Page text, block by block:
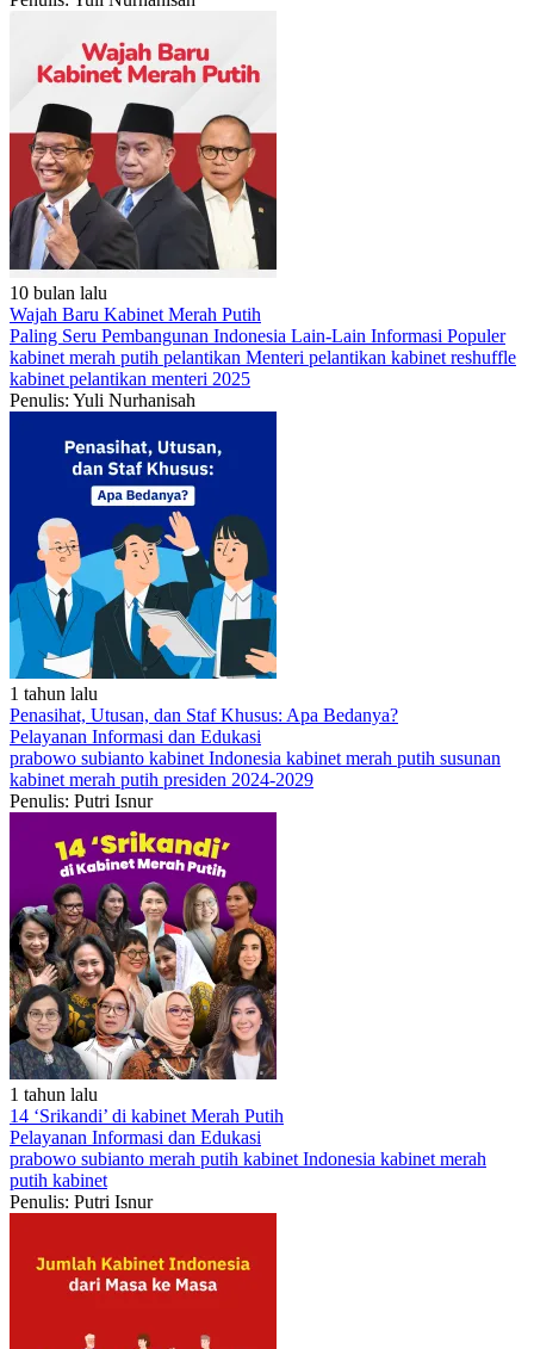
10 bulan lalu
Wajah Baru Kabinet Merah Putih
Paling Seru Pembangunan Indonesia Lain-Lain Informasi Populer
kabinet merah putih pelantikan Menteri pelantikan kabinet reshuffle
kabinet pelantikan menteri 2025
Penulis: Yuli Nurhanisah
1 tahun lalu
Penasihat, Utusan, dan Staf Khusus: Apa Bedanya?
Pelayanan Informasi dan Edukasi
prabowo subianto kabinet Indonesia kabinet merah putih susunan
kabinet merah putih presiden 2024-2029
Penulis: Putri Isnur
1 tahun lalu
14 ‘Srikandi’ di kabinet Merah Putih
Pelayanan Informasi dan Edukasi
prabowo subianto merah putih kabinet Indonesia kabinet merah
putih kabinet
Penulis: Putri Isnur